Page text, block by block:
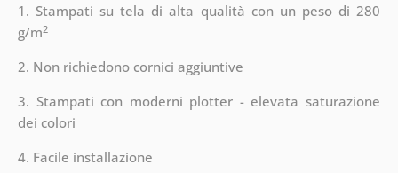
1. Stampati su tela di alta qualità con un peso di 280
g/m2
2. Non richiedono cornici aggiuntive
3. Stampati con moderni plotter - elevata saturazione
dei colori
4. Facile installazione